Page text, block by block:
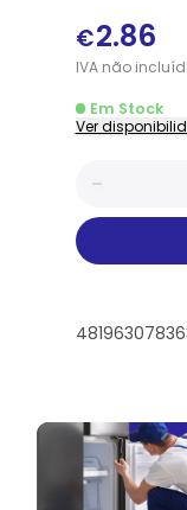
€2.86
IVAnão
Em Stock
Ver